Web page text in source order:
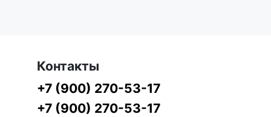
Контакты
+7 (900) 270-53-17
+7 (900) 270-53-17